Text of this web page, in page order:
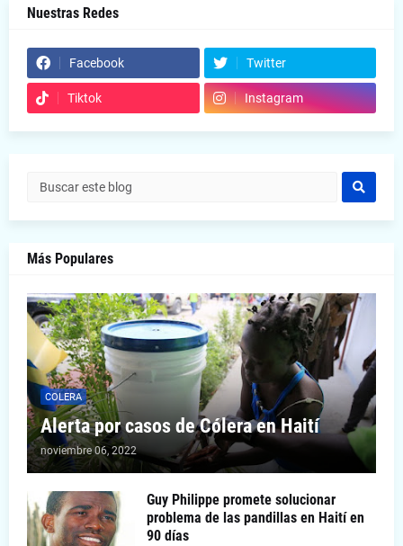
Nuestras Redes
Facebook Twitter
Tiktok Instagram
Más Populares
COLERA
Alerta por casos de Cólera en Haití
noviembre 06, 2022
Guy Philippe promete solucionar
problema de las pandillas en Haití en
90 días